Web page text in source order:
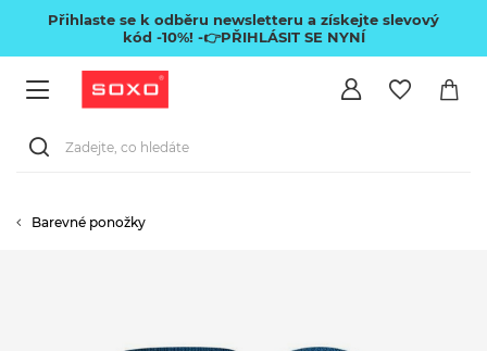
Přihlaste se k odběru newsletteru a získejte slevový
kód -10%! -👉PŘIHLÁSIT SE NYNÍ
Barevné ponožky